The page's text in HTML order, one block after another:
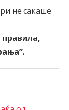
не сакаше
”.